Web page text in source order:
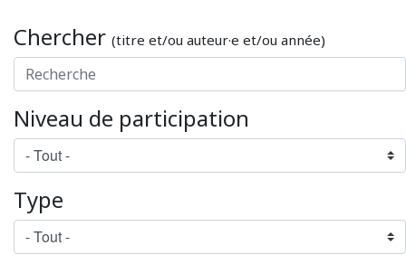
Chercher (titre et/ou auteur·e et/ou année)
Niveau de participation
Type